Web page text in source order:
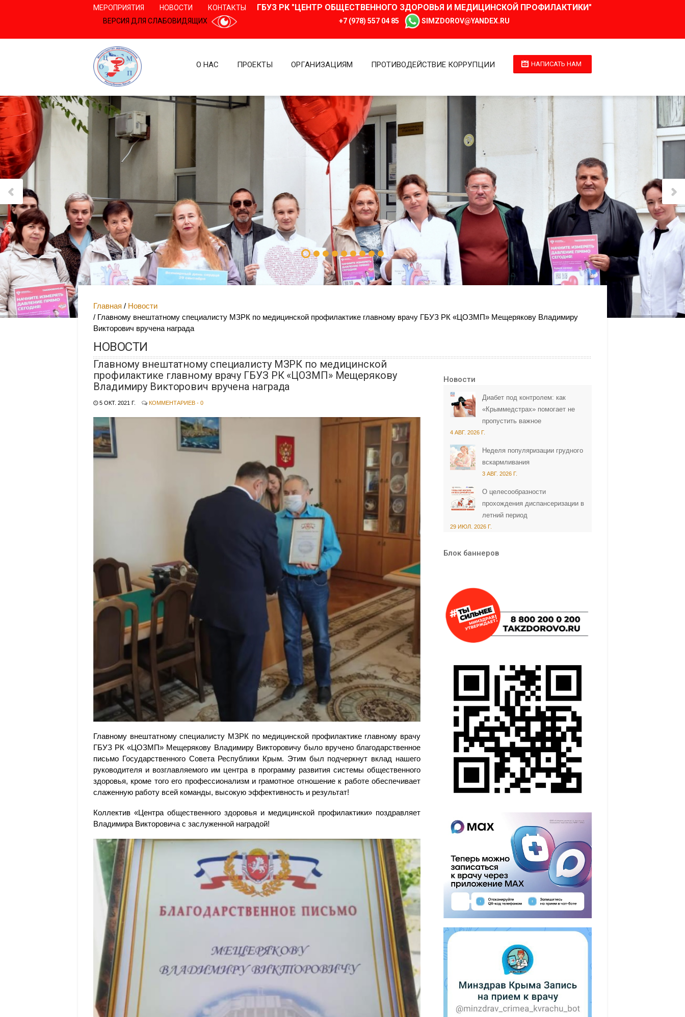
МЕРОПРИЯТИЯ НОВОСТИ
КОНТАКТЫ
ВЕРСИЯ ДЛЯ СЛАБОВИДЯЩИХ
ГБУЗ РК "ЦЕНТР ОБЩЕСТВЕННОГО ЗДОРОВЬЯ И МЕДИЦИНСКОЙ ПРОФИЛАКТИКИ"
+7 (978) 557 04 85 SIMZDOROV@YANDEX.RU
НАПИСАТЬ НАМ
О НАС ПРОЕКТЫ ОРГАНИЗАЦИЯМ ПРОТИВОДЕЙСТВИЕ КОРРУПЦИИ
Главная
Новости
Главному внештатному специалисту МЗРК по медицинской профилактике главному врачу ГБУЗ РК «ЦОЗМП» Мещерякову Владимиру
Викторович вручена награда
НОВОСТИ
Главному внештатному специалисту МЗРК по медицинской
профилактике главному врачу ГБУЗ РК «ЦОЗМП» Мещерякову
Владимиру Викторович вручена награда
5 ОКТ. 2021 Г. КОММЕНТАРИЕВ - 0
Главному внештатному специалисту МЗРК по медицинской профилактике главному врачу
ГБУЗ РК «ЦОЗМП» Мещерякову Владимиру Викторовичу было вручено благодарственное
письмо Государственного Совета Республики Крым. Этим был подчеркнут вклад нашего
руководителя и возглавляемого им центра в программу развития системы общественного
здоровья, кроме того его профессионализм и грамотное отношение к работе обеспечивает
слаженную работу всей команды, высокую эффективность и результат!
Коллектив «Центра общественного здоровья и медицинской профилактики» поздравляет
Владимира Викторовича с заслуженной наградой!
Новости
Диабет под контролем: как
«Крыммедстрах» помогает не
пропустить важное
4 АВГ. 2026 Г.
Неделя популяризации грудного
вскармливания
3 АВГ. 2026 Г.
О целесообразности
прохождения диспансеризации в
летний период
29 ИЮЛ. 2026 Г.
Блок баннеров